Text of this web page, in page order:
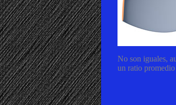
No son iguales,
un ratio